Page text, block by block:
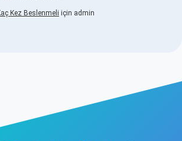
Kez Beslenmeli için admin